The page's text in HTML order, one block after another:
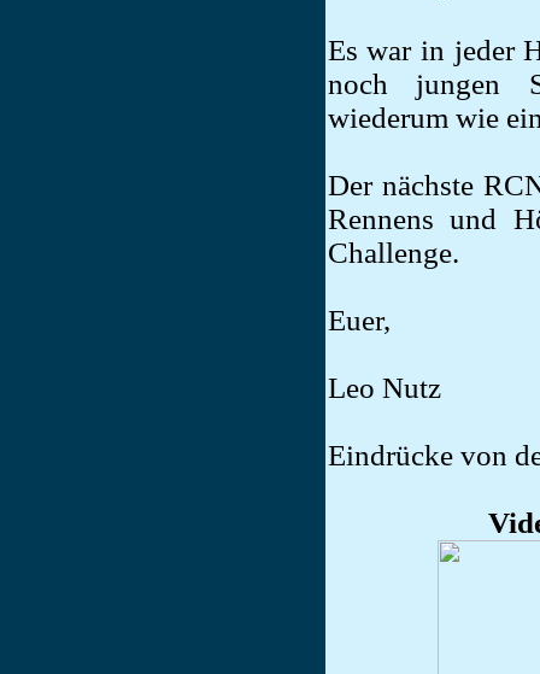
Es war in jeder
noch jungen
wiederum wie
Der nächste
Rennens und
Challenge.
Euer,
Leo Nutz
Eindrücke von